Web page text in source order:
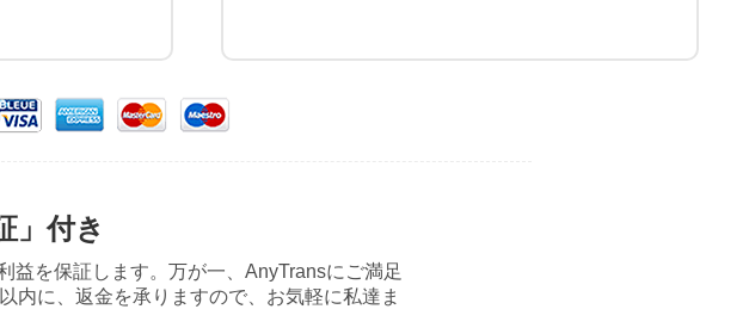
」付き
益を保証します。万が一、AnyTransにご満足
内に、返金を承りますので、お気軽に私達ま